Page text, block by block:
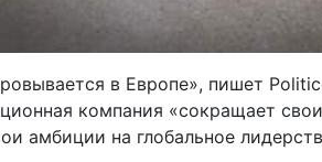
в Европе», пишет
компания «сокращает
амбиции на глобальное